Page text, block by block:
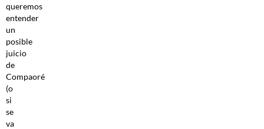
queremos
entender
un
posible
juicio
de
Compaoré
(o
si
se
va